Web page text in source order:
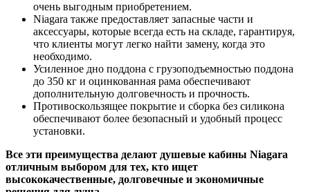
очень выгодным приобретением.
Niagara также предоставляет запасные части и
аксессуары, которые всегда есть на складе, гарантируя,
что клиенты могут легко найти замену, когда это
необходимо.
Усиленное дно поддона с грузоподъемностью поддона
до 350 кг и оцинкованная рама обеспечивают
дополнительную долговечность и прочность.
Противоскользящее покрытие и сборка без силикона
обеспечивают более безопасный и удобный процесс
установки.
Все эти преимущества делают душевые кабины Niagara
отличным выбором для тех, кто ищет
высококачественные, долговечные и экономичные